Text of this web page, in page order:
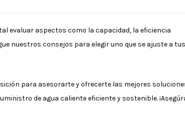
evaluar aspectos como la capacidad, la eficiencia
nuestros consejos para elegir uno que se ajuste a tus
para asesorarte y ofrecerte las mejores
de agua caliente eficiente y sostenible.